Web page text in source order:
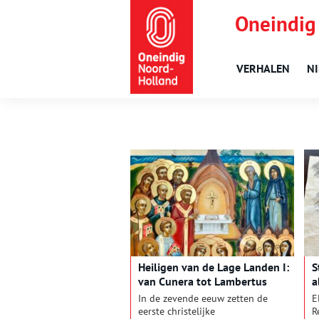
VERHALEN
Heiligen van de Lage Landen I:
van Cunera tot Lambertus
In de zevende eeuw zetten de
eerste christelijke